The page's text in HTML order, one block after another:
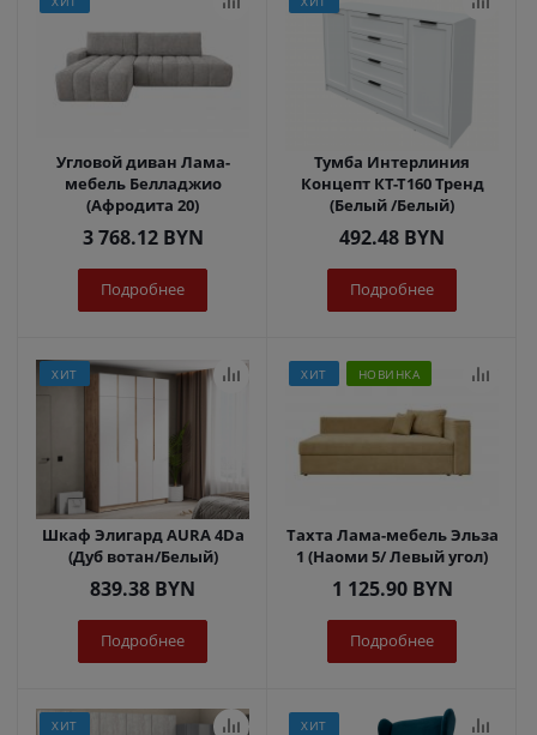
Угловой диван Лама-
мебель Белладжио
(Афродита 20)
3 768.12BYN
Подробнее
Тумба Интерлиния
Концепт КТ-Т160 Тренд
(Белый /Белый)
492.48 BYN
Подробнее
ХИТ
Шкаф Элигард AURA 4Dа
(Дуб вотан/Белый)
839.38 BYN
Подробнее
ХИТ НОВИНКА
Тахта Лама-мебель Эльза
1 (Наоми 5/ Левый угол)
1 125.90BYN
Подробнее
ХИТ ХИТ